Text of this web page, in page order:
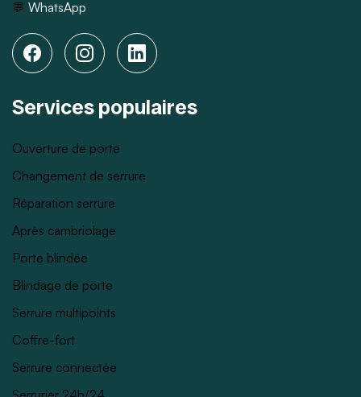
💬 WhatsApp
Services populaires
Ouverture de porte
Changement de serrure
Réparation serrure
Après cambriolage
Porte blindée
Blindage de porte
Serrure multipoints
Coffre-fort
Serrure connectée